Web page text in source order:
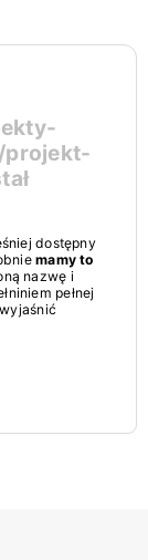
projekt-
dostępny
mamy to
nazwę i
pełnej